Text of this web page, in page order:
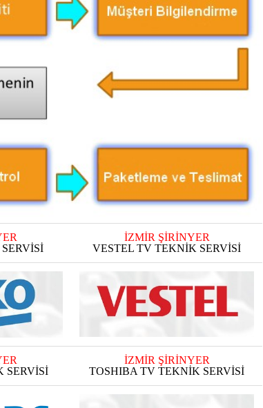
İZMİR ŞİRİNYER
VESTEL TV TEKNİK SERVİSİ
SERVİSİ
İZMİR ŞİRİNYER
TOSHIBA TV TEKNİK SERVİSİ